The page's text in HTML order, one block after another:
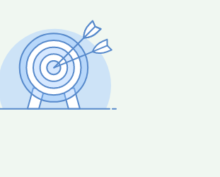
Välj tillvägagångssätt